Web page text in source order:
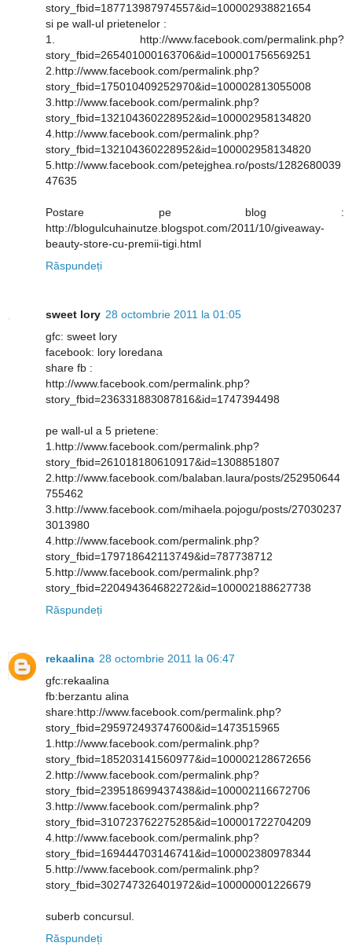
story_fbid=187713987974557&id=100002938821654
si pe wall-ul prietenelor :
1. http://www.facebook.com/permalink.php?
story_fbid=265401000163706&id=100001756569251
2.http://www.facebook.com/permalink.php?
story_fbid=175010409252970&id=100002813055008
3.http://www.facebook.com/permalink.php?
story_fbid=132104360228952&id=100002958134820
4.http://www.facebook.com/permalink.php?
story_fbid=132104360228952&id=100002958134820
5.http://www.facebook.com/petejghea.ro/posts/1282680039
47635
Postare pe blog :
http://blogulcuhainutze.blogspot.com/2011/10/giveaway-
beauty-store-cu-premii-tigi.html
Răspundeți
sweet lory 28 octombrie 2011 la 01:05
gfc: sweet lory
facebook: lory loredana
share fb :
http://www.facebook.com/permalink.php?
story_fbid=236331883087816&id=1747394498
pe wall-ul a 5 prietene:
1.http://www.facebook.com/permalink.php?
story_fbid=261018180610917&id=1308851807
2.http://www.facebook.com/balaban.laura/posts/252950644
755462
3.http://www.facebook.com/mihaela.pojogu/posts/27030237
3013980
4.http://www.facebook.com/permalink.php?
story_fbid=179718642113749&id=787738712
5.http://www.facebook.com/permalink.php?
story_fbid=220494364682272&id=100002188627738
Răspundeți
rekaalina 28 octombrie 2011 la 06:47
gfc:rekaalina
fb:berzantu alina
share:http://www.facebook.com/permalink.php?
story_fbid=295972493747600&id=1473515965
1.http://www.facebook.com/permalink.php?
story_fbid=185203141560977&id=100002128672656
2.http://www.facebook.com/permalink.php?
story_fbid=239518699437438&id=100002116672706
3.http://www.facebook.com/permalink.php?
story_fbid=310723762275285&id=100001722704209
4.http://www.facebook.com/permalink.php?
story_fbid=169444703146741&id=100002380978344
5.http://www.facebook.com/permalink.php?
story_fbid=302747326401972&id=100000001226679
suberb concursul.
Răspundeți